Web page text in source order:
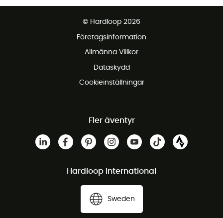
Gratis retur inom 100 dagar
© Hardloop 2026
Företagsinformation
Allmänna Villkor
Dataskydd
Cookieinställningar
Fler äventyr
Hardloop International
Sweden